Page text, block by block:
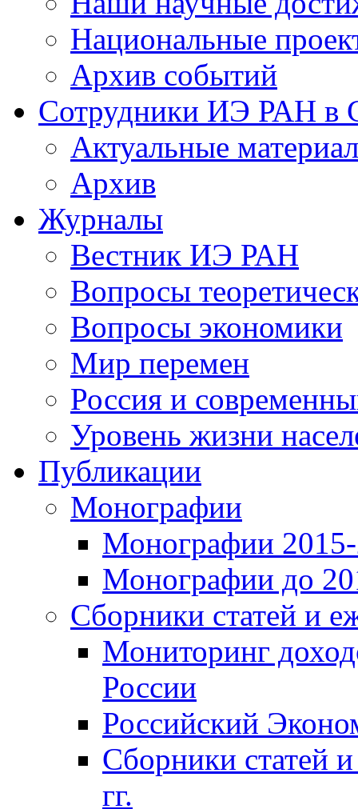
Национальные
Архив событий
Сотрудники ИЭ РАН
Актуальные
Архив
Журналы
Вестник ИЭ РАН
Вопросы
Вопросы экономики
Мир перемен
Россия и
Уровень жизни
Публикации
Монографии
Монографии 2015-
Монографии до
Сборники статей и
Мониторинг
России
Российский
Сборники статей
гг.